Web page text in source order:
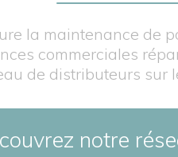
la maintenance de
commerciales
de distributeurs
notre